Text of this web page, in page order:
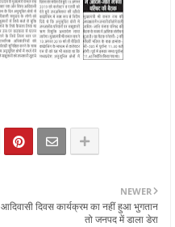
NEWER
आदिवासी दिवस कार्यक्रम का नहीं हुआ भुगतान
तो जनपद में डाला डेरा